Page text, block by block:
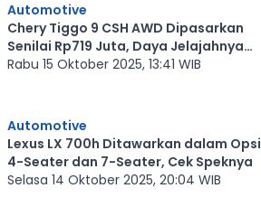
Automotive
Chery Tiggo 9 CSH AWD Dipasarkan
Senilai Rp719 Juta, Daya Jelajahnya
hingga 180 Km
Rabu 15 Oktober 2025, 13:41 WIB
Automotive
Lexus LX 700h Ditawarkan dalam Opsi
4-Seater dan 7-Seater, Cek Speknya
Selasa 14 Oktober 2025, 20:04 WIB